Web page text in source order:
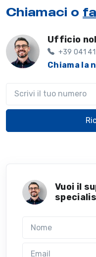
Chiamaci o
Ufficio
+39 041
Chiama la
Vuoi il